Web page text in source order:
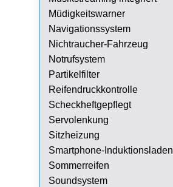
Müdigkeitswarner
Navigationssystem
Nichtraucher-Fahrzeug
Notrufsystem
Partikelfilter
Reifendruckkontrolle
Scheckheftgepflegt
Servolenkung
Sitzheizung
Smartphone-Induktionsladen
Sommerreifen
Soundsystem